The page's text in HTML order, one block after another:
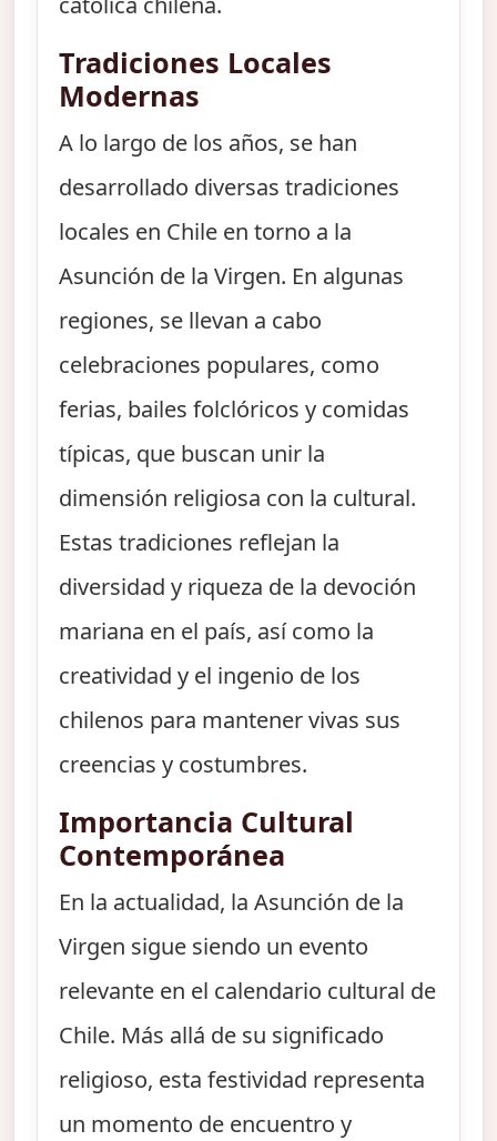
Tradiciones Locales
Modernas
A lo largo de los años, se han
desarrollado diversas tradiciones
locales en Chile en torno a la
Asunción de la Virgen. En algunas
regiones, se llevan a cabo
celebraciones populares, como
ferias, bailes folclóricos y comidas
típicas, que buscan unir la
dimensión religiosa con la cultural.
Estas tradiciones reflejan la
diversidad y riqueza de la devoción
mariana en el país, así como la
creatividad y el ingenio de los
chilenos para mantener vivas sus
creencias y costumbres.
Importancia Cultural
Contemporánea
En la actualidad, la Asunción de la
Virgen sigue siendo un evento
relevante en el calendario cultural de
Chile. Más allá de su significado
religioso, esta festividad representa
un momento de encuentro y